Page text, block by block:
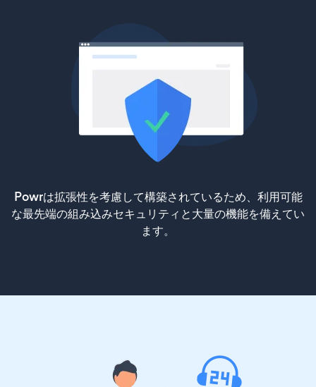
Powrは拡張性を考慮して構築されているため、利用可能
な最先端の組み込みセキュリティと大量の機能を備えてい
ます。